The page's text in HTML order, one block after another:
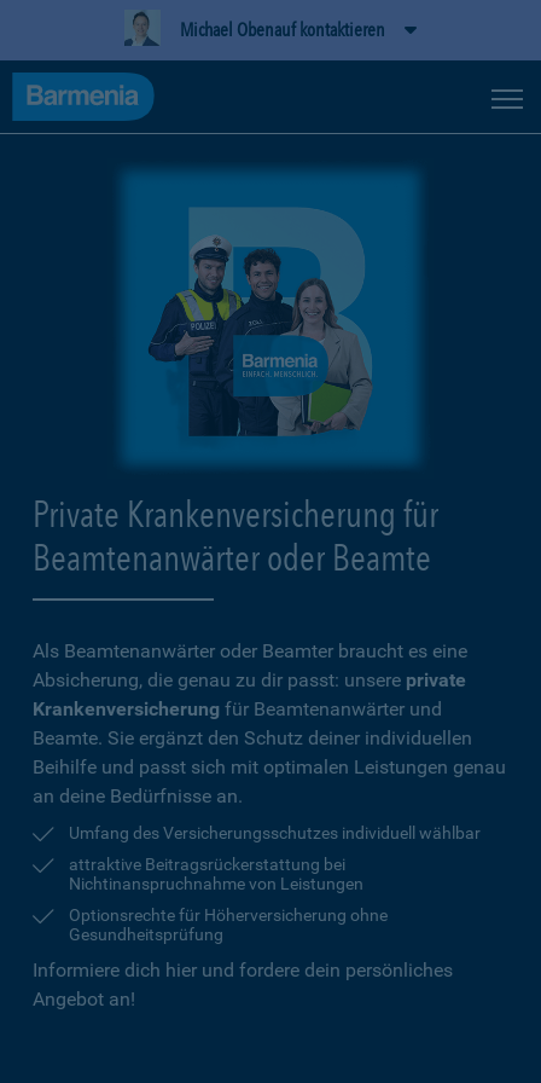
Michael Obenauf kontaktieren
Private Krankenversicherung für
Beamtenanwärter oder Beamte
Als Beamtenanwärter oder Beamter braucht es eine
Absicherung, die genau zu dir passt: unsere private
Krankenversicherung für Beamtenanwärter und
Beamte. Sie ergänzt den Schutz deiner individuellen
Beihilfe und passt sich mit optimalen Leistungen genau
an deine Bedürfnisse an.
Umfang des Versicherungsschutzes individuell wählbar
attraktive Beitragsrückerstattung bei
Nichtinanspruchnahme von Leistungen
Optionsrechte für Höherversicherung ohne
Gesundheitsprüfung
Informiere dich hier und fordere dein persönliches
Angebot an!